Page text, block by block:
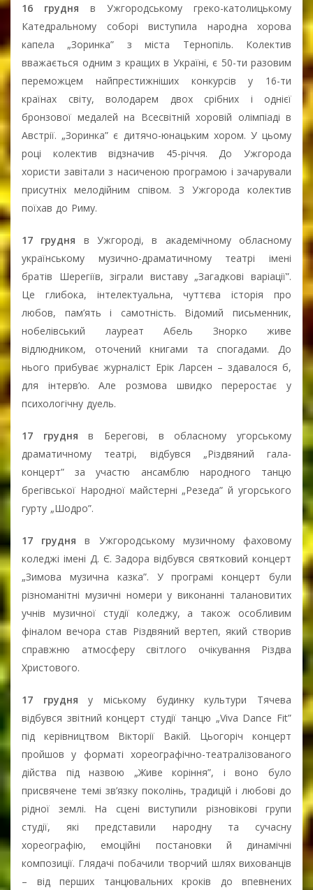
16 грудня в Ужгородському греко-католицькому
Катедральному соборі виступила народна хорова
капела „Зоринка” з міста Тернопіль. Колектив
вважається одним з кращих в Україні, є 50-ти разовим
переможцем найпрестижніших конкурсів у 16-ти
країнах світу, володарем двох срібних і однієї
бронзової медалей на Всесвітній хоровій олімпіаді в
Австрії. „Зоринка” є дитячо-юнацьким хором. У цьому
році колектив відзначив 45-річчя. До Ужгорода
хористи завітали з насиченою програмою і зачарували
присутніх мелодійним співом. З Ужгорода колектив
поїхав до Риму.
17 грудня в Ужгороді, в академічному обласному
українському музично-драматичному театрі імені
братів Шерегіїв, зіграли виставу „Загадкові варіації”.
Це глибока, інтелектуальна, чуттєва історія про
любов, пам’ять і самотність. Відомий письменник,
нобелівський лауреат Абель Знорко живе
відлюдником, оточений книгами та спогадами. До
нього прибуває журналіст Ерік Ларсен – здавалося б,
для інтерв’ю. Але розмова швидко переростає у
психологічну дуель.
17 грудняв Берегові, в обласному угорському
драматичному театрі, відбувся „Різдвяний гала-
концерт” за участю ансамблю народного танцю
брегівської Народної майстерні „Резеда” й угорського
гурту „Шодро”.
17 грудняв Ужгородському музичному фаховому
коледжі імені Д. Є. Задора відбувся святковий концерт
„Зимова музична казка”. У програмі концерт були
різноманітні музичні номери у виконанні талановитих
учнів музичної студії коледжу, а також особливим
фіналом вечора став Різдвяний вертеп, який створив
справжню атмосферу світлого очікування Різдва
Христового.
17 грудняу міському будинку культури Тячева
відбувся звітний концерт студії танцю „Viva Dance Fit”
під керівництвом Вікторії Вакій. Цьогоріч концерт
пройшов у форматі хореографічно-театралізованого
дійства під назвою „Живе коріння”, і воно було
присвячене темі зв’язку поколінь, традицій і любові до
рідної землі. На сцені виступили різновікові групи
студії, які представили народну та сучасну
хореографію, емоційні постановки й динамічні
композиції. Глядачі побачили творчий шлях вихованців
– від перших танцювальних кроків до впевнених